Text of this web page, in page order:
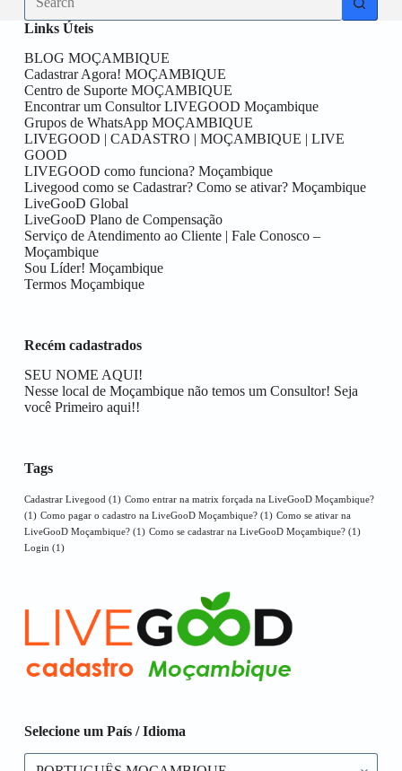
Links Úteis
BLOG MOÇAMBIQUE
Cadastrar Agora! MOÇAMBIQUE
Centro de Suporte MOÇAMBIQUE
Encontrar um Consultor LIVEGOOD Moçambique
Grupos de WhatsApp MOÇAMBIQUE
LIVEGOOD | CADASTRO | MOÇAMBIQUE | LIVE
GOOD
LIVEGOOD como funciona? Moçambique
Livegood como se Cadastrar? Como se ativar? Moçambique
LiveGooD Global
LiveGooD Plano de Compensação
Serviço de Atendimento ao Cliente | Fale Conosco –
Moçambique
Sou Líder! Moçambique
Termos Moçambique
Recém cadastrados
SEU NOME AQUI!
Nesse local de Moçambique não temos um Consultor! Seja
você Primeiro aqui!!
Tags
Cadastrar Livegood (1) Como entrar na matrix forçada na LiveGooD Moçambique?
(1) Como pagar o cadastro na LiveGooD Moçambique?(1) Como se ativar na
LiveGooD Moçambique?(1) Como se cadastrar na LiveGooD Moçambique?(1)
Login (1)
Selecione um País / Idioma